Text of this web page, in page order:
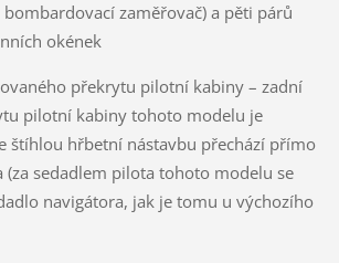
zaměřovač) a pěti párů
okének
překrytu pilotní kabiny – zadní
pilotní kabiny tohoto modelu je
štíhlou hřbetní nástavbu přechází přímo
(za sedadlem pilota tohoto modelu se
navigátora, jak je tomu u výchozího